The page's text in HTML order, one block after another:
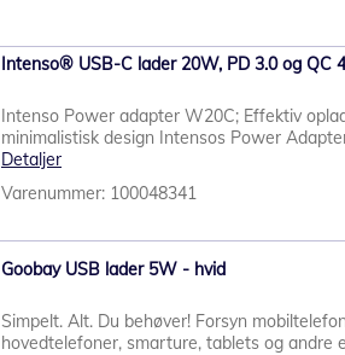
Intenso® USB-C lader 20W, PD 3.0 og QC
Intenso Power adapter W20C; Effektiv
minimalistisk design Intensos Power
Detaljer
Varenummer: 100048341
Goobay USB lader 5W - hvid
Simpelt. Alt. Du behøver! Forsyn
hovedtelefoner, smarture, tablets og andre